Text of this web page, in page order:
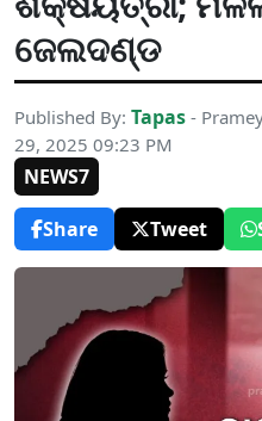
ଜେଲଦଣ୍ଡ
Published By: Tapas -
29, 2025 09:23 PM
NEWS7
Share
Tweet